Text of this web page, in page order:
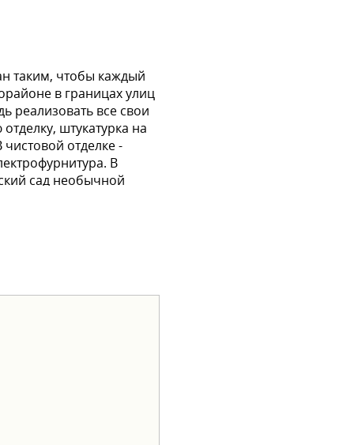
таким, чтобы каждый
в границах улиц
реализовать все свои
штукатурка на
отделке -
В
сад необычной